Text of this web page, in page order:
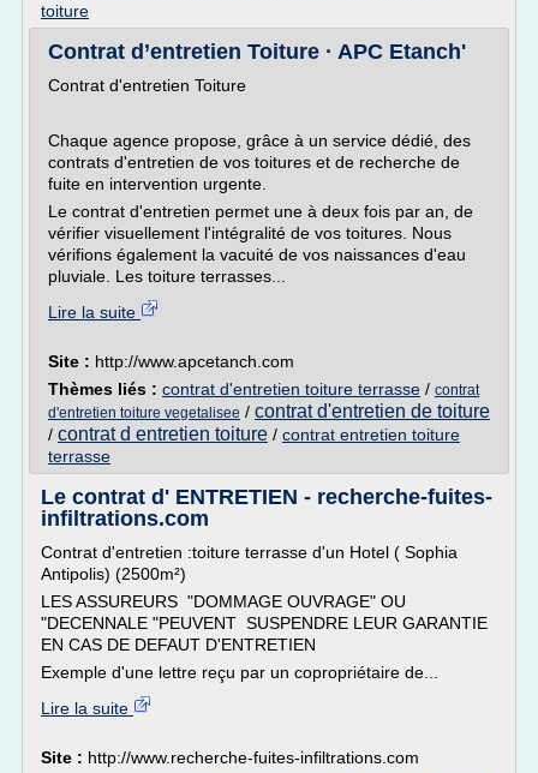
toiture
Contrat d’entretien Toiture · APC Etanch'
Contrat d'entretien Toiture
Chaque agence propose, grâce à un service dédié, des
contrats d'entretien de vos toitures et de recherche de
fuite en intervention urgente.
Le contrat d'entretien permet une à deux fois par an, de
vérifier visuellement l'intégralité de vos toitures. Nous
vérifions également la vacuité de vos naissances d'eau
pluviale. Les toiture terrasses...
Lire la suite
Site : http://www.apcetanch.com
Thèmes liés : contrat d'entretien toiture terrasse / contrat
d'entretien toiture vegetalisee / contrat d'entretien de toiture
/ contrat d entretien toiture / contrat entretien toiture
terrasse
Le contrat d' ENTRETIEN - recherche-fuites-
infiltrations.com
Contrat d'entretien :toiture terrasse d'un Hotel ( Sophia
Antipolis) (2500m²)
LES ASSUREURS "DOMMAGE OUVRAGE" OU
"DECENNALE "PEUVENT SUSPENDRE LEUR GARANTIE
EN CAS DE DEFAUT D'ENTRETIEN
Exemple d'une lettre reçu par un copropriétaire de...
Lire la suite
Site : http://www.recherche-fuites-infiltrations.com